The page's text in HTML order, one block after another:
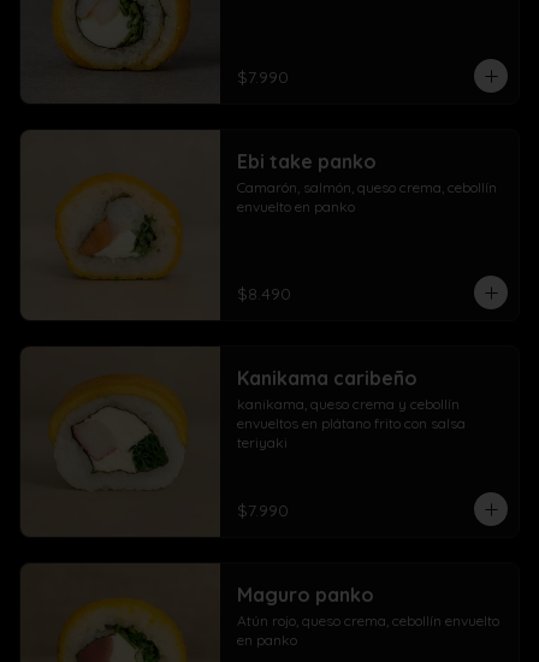
$7.990
Ebi take panko
Camarón, salmón, queso crema, cebollín
envuelto en panko
$8.490
Kanikama caribeño
kanikama, queso crema y cebollín
envueltos en plátano frito con salsa
teriyaki
$7.990
Maguro panko
Atún rojo, queso crema, cebollín envuelto
en panko